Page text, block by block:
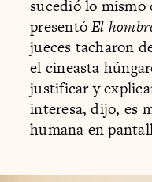
sucedió lo mismo
presentóEl
jueces tacharon
el cineasta
justificar y
interesa, dijo, es
humana en